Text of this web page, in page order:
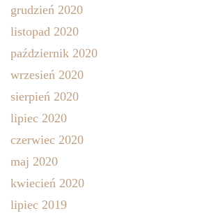
grudzień 2020
listopad 2020
październik 2020
wrzesień 2020
sierpień 2020
lipiec 2020
czerwiec 2020
maj 2020
kwiecień 2020
lipiec 2019